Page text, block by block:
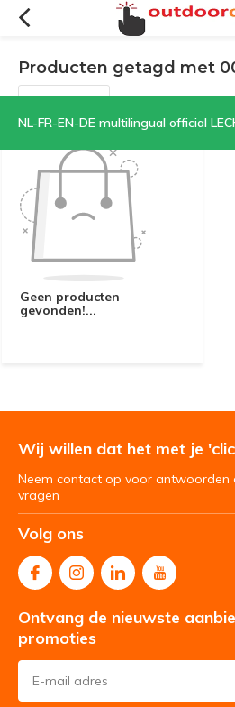
NL-FR-EN-DE multilingual official LECHUZA-
Producten getagd met
Filters
Geen producten
gevonden!...
Wij willen dat het met je
Neem contact op voor antwoorden
vragen
Volg ons
Ontvang de nieuwste
promoties